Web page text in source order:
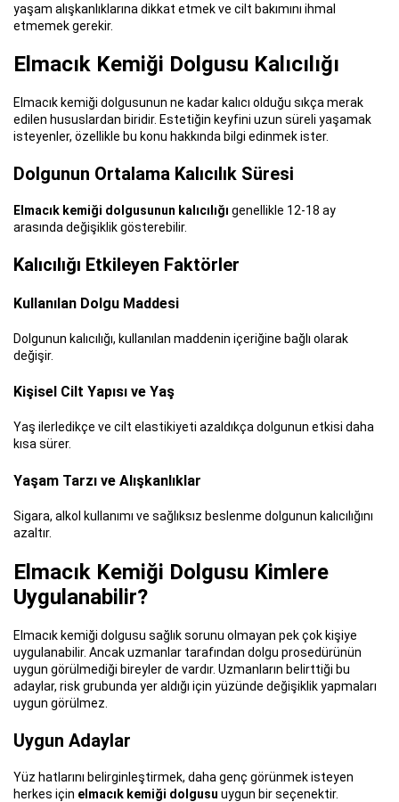
yaşam alışkanlıklarına dikkat etmek ve cilt bakımını ihmal
etmemek gerekir.
Elmacık Kemiği Dolgusu Kalıcılığı
Elmacık kemiği dolgusunun ne kadar kalıcı olduğu sıkça merak
edilen hususlardan biridir. Estetiğin keyfini uzun süreli yaşamak
isteyenler, özellikle bu konu hakkında bilgi edinmek ister.
Dolgunun Ortalama Kalıcılık Süresi
Elmacık kemiği dolgusunun kalıcılığı genellikle 12-18 ay
arasında değişiklik gösterebilir.
Kalıcılığı Etkileyen Faktörler
Kullanılan Dolgu Maddesi
Dolgunun kalıcılığı, kullanılan maddenin içeriğine bağlı olarak
değişir.
Kişisel Cilt Yapısı ve Yaş
Yaş ilerledikçe ve cilt elastikiyeti azaldıkça dolgunun etkisi daha
kısa sürer.
Yaşam Tarzı ve Alışkanlıklar
Sigara, alkol kullanımı ve sağlıksız beslenme dolgunun kalıcılığını
azaltır.
Elmacık Kemiği Dolgusu Kimlere
Uygulanabilir?
Elmacık kemiği dolgusu sağlık sorunu olmayan pek çok kişiye
uygulanabilir. Ancak uzmanlar tarafından dolgu prosedürünün
uygun görülmediği bireyler de vardır. Uzmanların belirttiği bu
adaylar, risk grubunda yer aldığı için yüzünde değişiklik yapmaları
uygun görülmez.
Uygun Adaylar
Yüz hatlarını belirginleştirmek, daha genç görünmek isteyen
herkes için elmacık kemiği dolgusu uygun bir seçenektir.